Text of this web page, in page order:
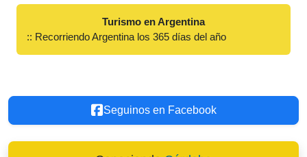
Turismo en Argentina
:: Recorriendo Argentina los 365 días del año
Seguinos en Facebook